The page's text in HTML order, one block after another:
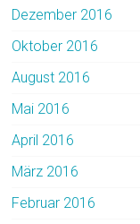
Dezember 2016
Oktober 2016
August 2016
Mai 2016
April 2016
März 2016
Februar 2016